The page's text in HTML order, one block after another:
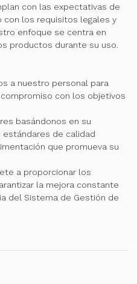
con las expectativas de
con los requisitos legales y
enfoque se centra en
productos durante su uso.
a nuestro personal para
con los objetivos
basándonos en su
de calidad
que promueva su
a proporcionar los
la mejora constante
del Sistema de Gestión de